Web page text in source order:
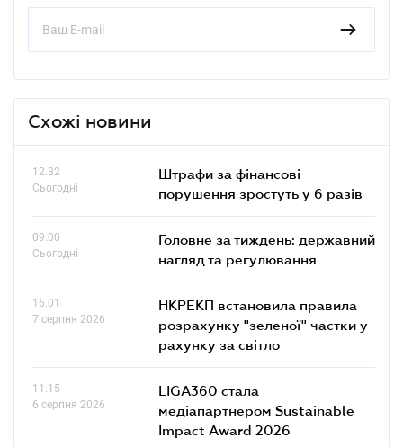
Схожі новини
12.32
Сьогодні
Штрафи за фінансові
порушення зростуть у 6 разів
09.00
Сьогодні
Головне за тиждень: державний
нагляд та регулювання
16.01
7 серпня 2026
НКРЕКП встановила правила
розрахунку "зеленої" частки у
рахунку за світло
11.15
6 серпня 2026
LIGA360 стала
медіапартнером Sustainable
Impact Award 2026